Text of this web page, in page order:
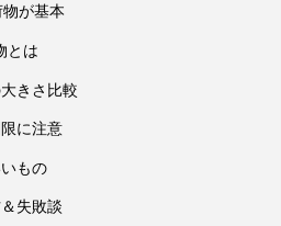
ォ
・シンク
が基本
とは
きさ比較
に注意
もの
失敗談